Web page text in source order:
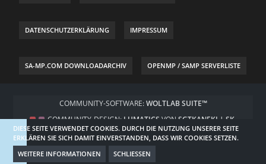
DATENSCHUTZERKLÄRUNG IMPRESSUM
SA-MP.COM DOWNLOADARCHIV OPENMP / SAMP SERVERLISTE
COMMUNITY-SOFTWARE:WOLTLAB SUITE™
COMMUNITY-DESIGN: LUMATICS VON SGTKANEKI | SK-
DESIGNZ.DE
DIESE SEITE VERWENDET COOKIES. DURCH DIE NUTZUNG UNSERER SEITE
ERKLÄREN SIE SICH DAMIT EINVERSTANDEN, DASS WIR COOKIES SETZEN.
WEITERE INFORMATIONEN
SCHLIESSEN